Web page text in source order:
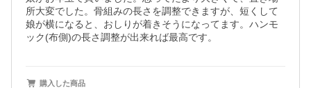
所大変でした。骨組みの長さを調整できますが、短くして
娘が横になると、おしりが着きそうになってます。ハンモ
ック(布側)の長さ調整が出来れば最高です。
購入した商品